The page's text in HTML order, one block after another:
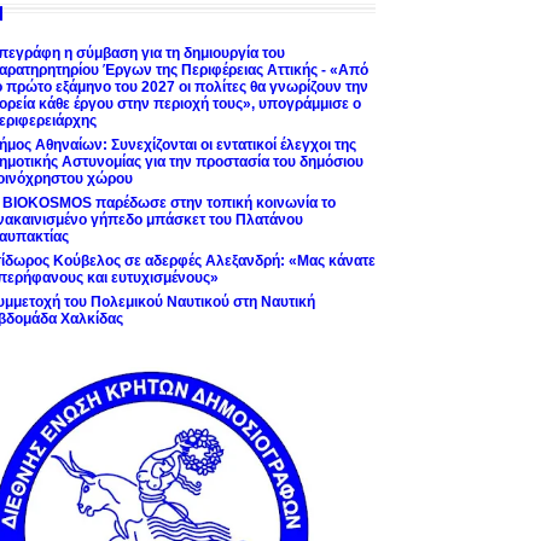
η σύμβαση για τη δημιουργία του
Έργων της Περιφέρειας Αττικής - «Από
πρώτο εξάμηνο του 2027 οι πολίτες θα γνωρίζουν την
κάθε έργου στην περιοχή τους», υπογράμμισε ο
Αθηναίων: Συνεχίζονται οι εντατικοί έλεγχοι της
Αστυνομίας για την προστασία του δημόσιου
χώρου
παρέδωσε στην τοπική κοινωνία το
γήπεδο μπάσκετ του Πλατάνου
Κούβελος σε αδερφές Αλεξανδρή: «Μας κάνατε
και ευτυχισμένους»
του Πολεμικού Ναυτικού στη Ναυτική
Χαλκίδας